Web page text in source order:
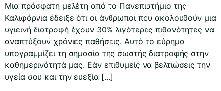
Μια πρόσφατη μελέτη από το Πανεπιστήμιο της
Καλιφόρνια έδειξε ότι οι άνθρωποι που ακολουθούν μια
υγιεινή διατροφή έχουν 30% λιγότερες πιθανότητες να
αναπτύξουν χρόνιες παθήσεις. Αυτό το εύρημα
υπογραμμίζει τη σημασία της σωστής διατροφής στην
καθημερινότητά μας. Εάν επιθυμείς να βελτιώσεις την
υγεία σου και την ευεξία […]